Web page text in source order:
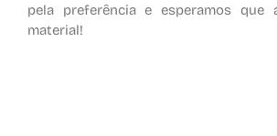
pela preferência e esperamos que
material!